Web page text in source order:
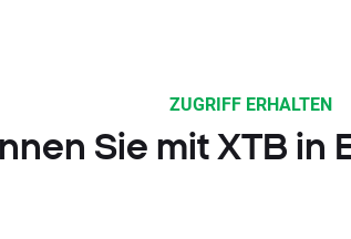
ZUGRIFF ERHALTEN
Sie mit XTB in